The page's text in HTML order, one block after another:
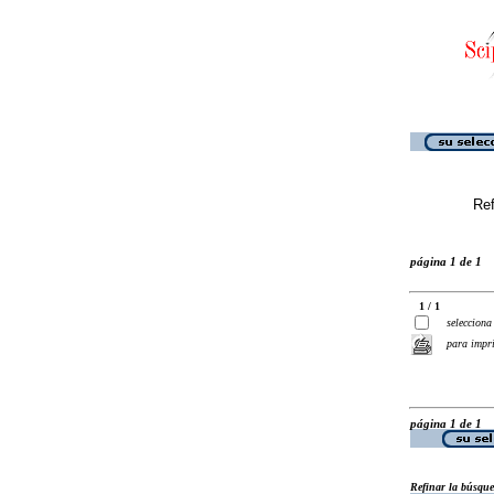
página 1 de 1
1 / 1
selecciona
para
página 1 de 1
Refinar la